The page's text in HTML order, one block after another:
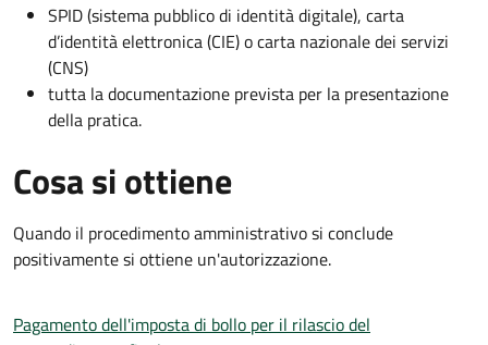
SPID (sistema pubblico di identità digitale), carta
d’identità elettronica (CIE) o carta nazionale dei servizi
(CNS)
tutta la documentazione prevista per la presentazione
della pratica.
Cosa si ottiene
Quando il procedimento amministrativo si conclude
positivamente si ottiene un'autorizzazione.
Pagamento dell'imposta di bollo per il rilascio del